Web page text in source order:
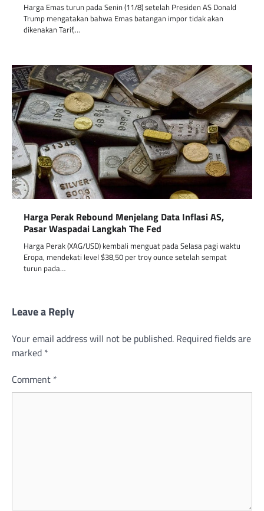
Harga Emas turun pada Senin (11/8) setelah Presiden AS Donald
Trump mengatakan bahwa Emas batangan impor tidak akan
dikenakan Tarif,…
Harga Perak Rebound Menjelang Data Inflasi AS,
Pasar Waspadai Langkah The Fed
Harga Perak (XAG/USD) kembali menguat pada Selasa pagi waktu
Eropa, mendekati level $38,50 per troy ounce setelah sempat
turun pada…
Leave a Reply
Your email address will not be published. Required fields are
marked *
Comment *